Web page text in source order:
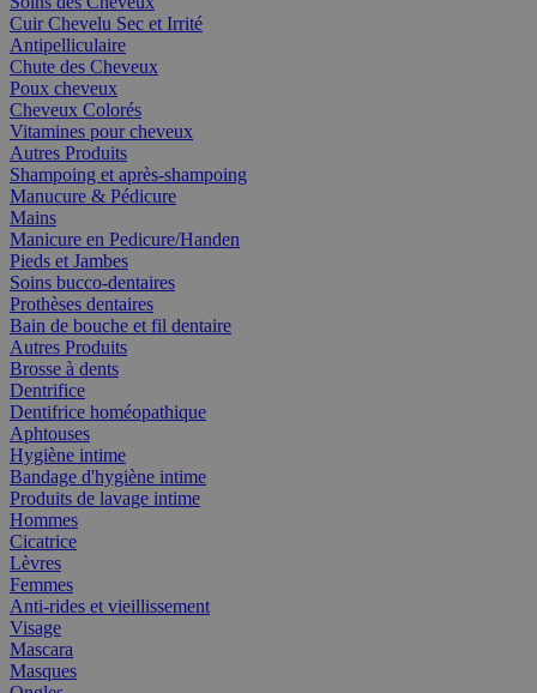
Cuir Chevelu Sec et Irrité
Antipelliculaire
Chute des Cheveux
Poux cheveux
Cheveux Colorés
Vitamines pour cheveux
Autres Produits
Shampoing et après-shampoing
Manucure & Pédicure
Mains
Manicure en Pedicure/Handen
Pieds et Jambes
Soins bucco-dentaires
Prothèses dentaires
Bain de bouche et fil dentaire
Autres Produits
Brosse à dents
Dentrifice
Dentifrice homéopathique
Aphtouses
Hygiène intime
Bandage d'hygiène intime
Produits de lavage intime
Hommes
Cicatrice
Lèvres
Femmes
Anti-rides et vieillissement
Visage
Mascara
Masques